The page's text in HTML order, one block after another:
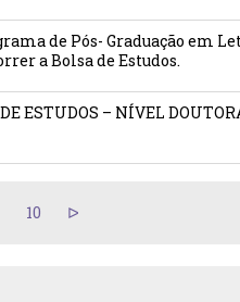
de Pós- Graduação em
a Bolsa de Estudos.
ESTUDOS – NÍVEL
10